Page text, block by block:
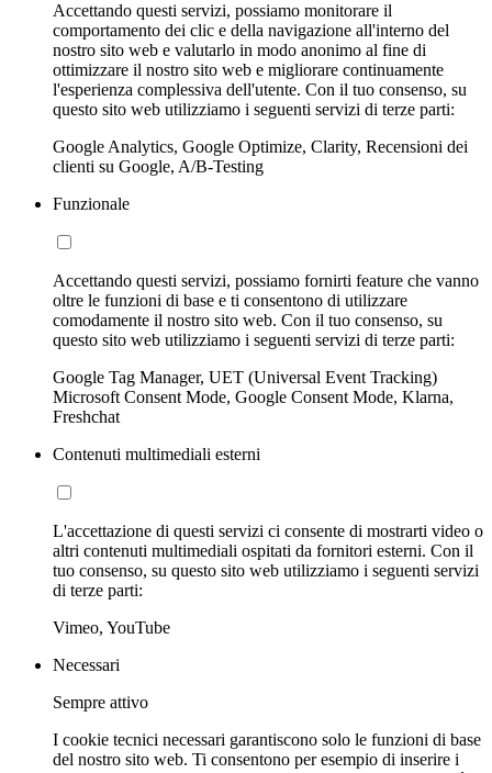
Accettando questi servizi, possiamo monitorare il
comportamento dei clic e della navigazione all'interno del
nostro sito web e valutarlo in modo anonimo al fine di
ottimizzare il nostro sito web e migliorare continuamente
l'esperienza complessiva dell'utente. Con il tuo consenso, su
questo sito web utilizziamo i seguenti servizi di terze parti:
Google Analytics, Google Optimize, Clarity, Recensioni dei
clienti su Google, A/B-Testing
Funzionale
Accettando questi servizi, possiamo fornirti feature che vanno
oltre le funzioni di base e ti consentono di utilizzare
comodamente il nostro sito web. Con il tuo consenso, su
questo sito web utilizziamo i seguenti servizi di terze parti:
Google Tag Manager, UET (Universal Event Tracking)
Microsoft Consent Mode, Google Consent Mode, Klarna,
Freshchat
Contenuti multimediali esterni
L'accettazione di questi servizi ci consente di mostrarti video o
altri contenuti multimediali ospitati da fornitori esterni. Con il
tuo consenso, su questo sito web utilizziamo i seguenti servizi
di terze parti:
Vimeo, YouTube
Necessari
Sempre attivo
I cookie tecnici necessari garantiscono solo le funzioni di base
del nostro sito web. Ti consentono per esempio di inserire i